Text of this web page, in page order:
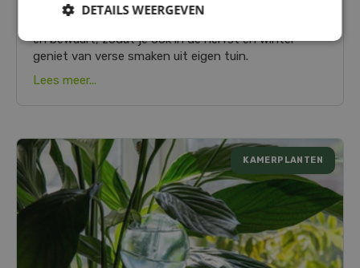
en bewaart, zodat je ook in de herfst en winter
geniet van verse smaken uit eigen tuin.
Lees meer...
KAMERPLANTEN
DETAILS WEERGEVEN